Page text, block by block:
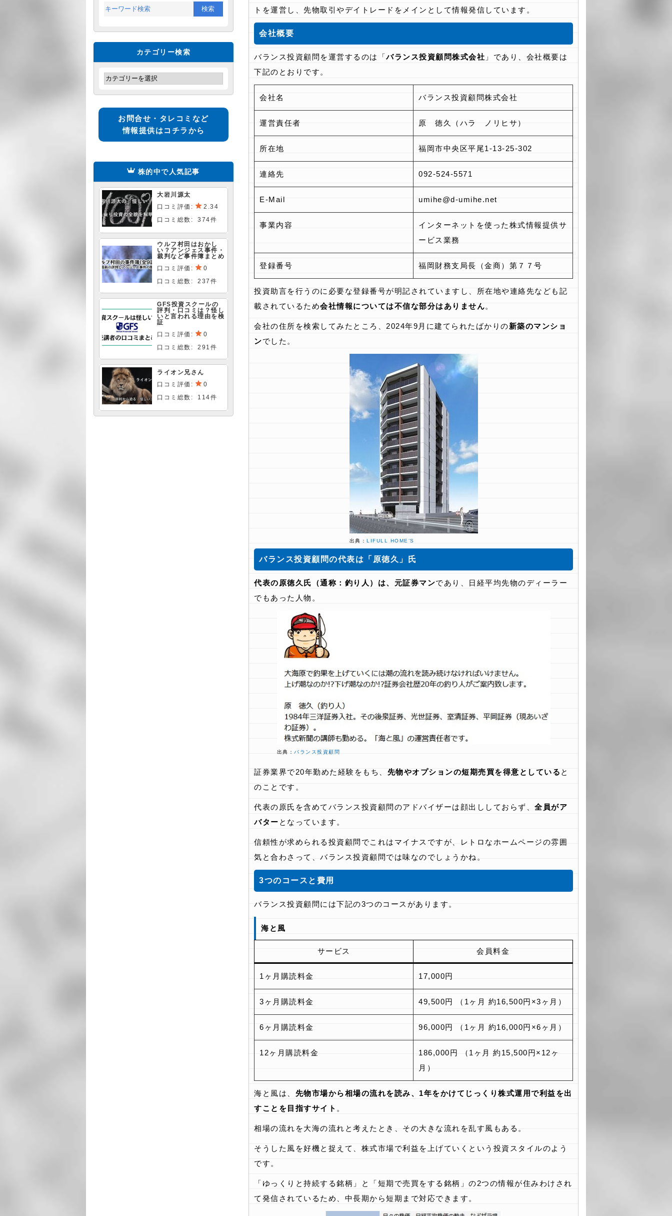
トを運営し、先物取引やデイトレードをメインとして情報発信しています。
会社概要
バランス投資顧問を運営するのは「バランス投資顧問株式会社 」であり、会社概要は
下記のとおりです。
会社名 バランス投資顧問株式会社
運営責任者 原 徳久（ハラ ノリヒサ）
所在地 福岡市中央区平尾1-13-25-302
連絡先 092-524-5571
E-Mail umihe@d-umihe.net
事業内容
インターネットを使った株式情報提供サ
ービス業務
登録番号 福岡財務支局長（金商）第７７号
投資助言を行うのに必要な登録番号が明記されていますし、所在地や連絡先なども記
載されているため会社情報については不信な部分はありません。
会社の住所を検索してみたところ、2024年9月に建てられたばかりの新築のマンショ
ンでした。
出典： LIFULL HOME’S
バランス投資顧問の代表は「原徳久」氏
代表の原徳久氏（通称：釣り人）は、元証券マンであり、日経平均先物のディーラー
でもあった人物。
出典： バランス投資顧問
証券業界で20年勤めた経験をもち、 先物やオプションの短期売買を得意としている と
のことです。
代表の原氏を含めてバランス投資顧問のアドバイザーは顔出ししておらず、 全員がア
バター となっています。
信頼性が求められる投資顧問でこれはマイナスですが、レトロなホームページの雰囲
気と合わさって、バランス投資顧問では味なのでしょうかね。
3つのコースと費用
バランス投資顧問には下記の3つのコースがあります。
海と風
サービス 会員料金
1ヶ月購読料金 17,000円
3ヶ月購読料金 49,500円 （1ヶ月 約16,500円×3ヶ月）
6ヶ月購読料金 96,000円 （1ヶ月 約16,000円×6ヶ月）
12ヶ月購読料金
186,000円 （1ヶ月 約15,500円×12ヶ
月）
海と風は、 先物市場から相場の流れを読み、1年をかけてじっくり株式運用で利益を出
すことを目指すサイト 。
相場の流れを大海の流れと考えたとき、その大きな流れを乱す風もある。
そうした風を好機と捉えて、株式市場で利益を上げていくという投資スタイルのよう
です。
「ゆっくりと持続する銘柄」と「短期で売買をする銘柄」の2つの情報が住みわけされ
て発信されているため、中長期から短期まで対応できます。
カテゴリー検索
お問合せ・タレコミなど
情報提供はコチラから
株的中で人気記事
大岩川源太
口コミ評価:
2.34
口コミ総数: 374件
ウルフ村田はおかし
い？アンジェス事件・
裁判など事件簿まとめ
口コミ評価:
0
口コミ総数: 237件
GFS投資スクールの
評判・口コミは？怪し
いと言われる理由を検
証
口コミ評価:
0
口コミ総数: 291件
ライオン兄さん
口コミ評価:
0
口コミ総数: 114件